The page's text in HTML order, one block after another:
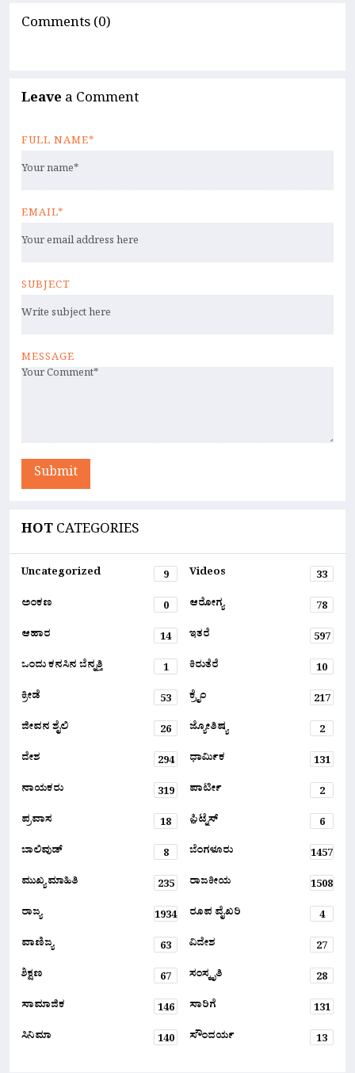
Comments (0)
Leave a Comment
FULL NAME*
EMAIL*
SUBJECT
MESSAGE
Submit
HOTCATEGORIES
Uncategorized 9 Videos
33
ಅಂಕಣ
0 ಆರೋಗ್ಯ
78
ಆಹಾರ
14 ಇತರೆ
597
ಒಂದು ಕನಸಿನ ಬೆನ್ನತ್ತಿ
1 ಕಿರುತೆರೆ
10
ಕ್ರೀಡೆ
53 ಕ್ರೈಂ
217
ಜೀವನ ಶೈಲಿ
26 ಜ್ಯೋತಿಷ್ಯ
2
ದೇಶ
294 ಧಾರ್ಮಿಕ
131
ನಾಯಕರು
319 ಪಾರ್ಟೀ
2
ಪ್ರವಾಸ
18 ಫ಼ಿಟ್ನೆಸ್
6
ಬಾಲಿವುಡ್
8 ಬೆಂಗಳೂರು
1457
ಮುಖ್ಯ ಮಾಹಿತಿ
235 ರಾಜಕೀಯ
1508
ರಾಜ್ಯ
1934 ರೂಪ ವೈಖರಿ
4
ವಾಣಿಜ್ಯ
63 ವಿದೇಶ
27
ಶಿಕ್ಷಣ
67 ಸಂಸ್ಕೃತಿ
28
ಸಾಮಾಜಿಕ
146 ಸಾರಿಗೆ
131
ಸಿನಿಮಾ
140 ಸೌಂದರ್ಯ 13